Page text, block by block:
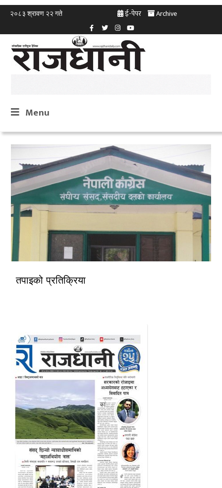
२०८३ श्रावण २२ गते ई-पेपर Archive
Menu
तपाइको प्रतिक्रिया